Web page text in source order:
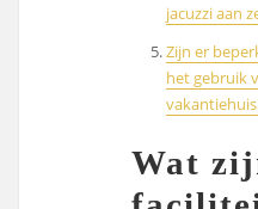
jacuzzi aan
Zijn er
het gebruik
vakantiehuis
Wat